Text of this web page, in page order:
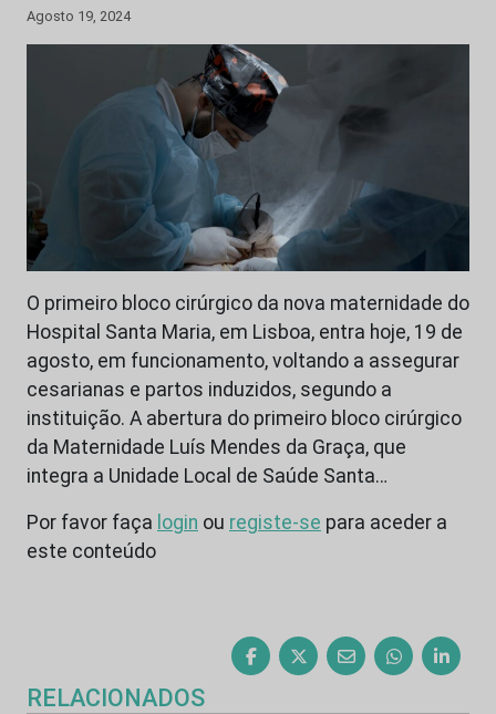
Agosto 19, 2024
O primeiro bloco cirúrgico da nova maternidade do
Hospital Santa Maria, em Lisboa, entra hoje, 19 de
agosto, em funcionamento, voltando a assegurar
cesarianas e partos induzidos, segundo a
instituição. A abertura do primeiro bloco cirúrgico
da Maternidade Luís Mendes da Graça, que
integra a Unidade Local de Saúde Santa…
Por favor faça login ou registe-se para aceder a
este conteúdo
RELACIONADOS